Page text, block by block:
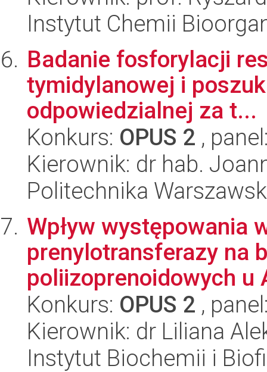
Instytut Chemii
Badanie fosforylacji
tymidylanowej i
odpowiedzialnej za t...
Konkurs: OPUS 2 ,
Kierownik: dr hab.
Politechnika
Wpływ występowania
prenylotransferazy na
poliizoprenoidowych u
Konkurs: OPUS 2 ,
Kierownik: dr Liliana
Instytut Biochemii i